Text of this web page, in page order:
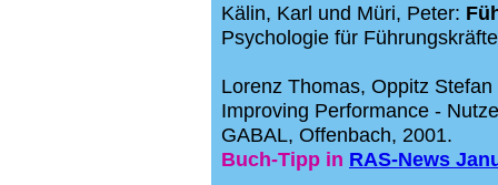
Kälin, Karl und Müri, Peter:
Psychologie für
Lorenz Thomas, Oppitz
Improving Performance -
GABAL, Offenbach, 2001.
Buch-Tipp in RAS-News